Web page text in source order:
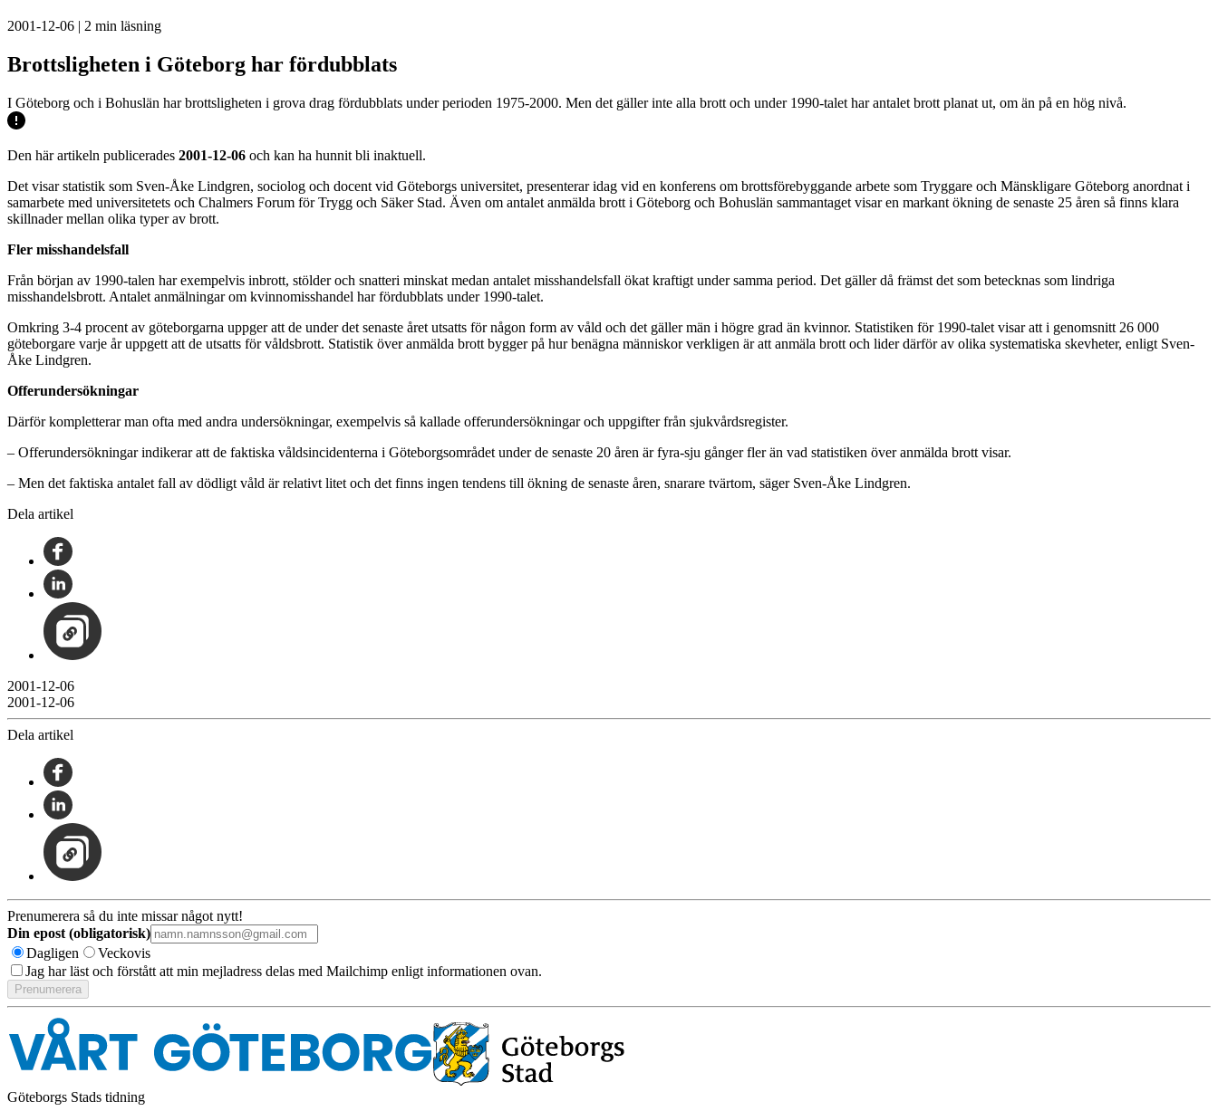
2001-12-06 | 2 min läsning
Brottsligheten i Göteborg har fördubblats
I Göteborg och i Bohuslän har brottsligheten i grova drag fördubblats under perioden 1975-2000. Men det gäller inte alla brott och under 1990-talet har antalet brott planat ut, om än på en hög nivå.
Den här artikeln publicerades 2001-12-06 och kan ha hunnit bli inaktuell.
Det visar statistik som Sven-Åke Lindgren, sociolog och docent vid Göteborgs universitet, presenterar idag vid en konferens om brottsförebyggande arbete som Tryggare och Mänskligare Göteborg anordnat i
samarbete med universitetets och Chalmers Forum för Trygg och Säker Stad. Även om antalet anmälda brott i Göteborg och Bohuslän sammantaget visar en markant ökning de senaste 25 åren så finns klara
skillnader mellan olika typer av brott.
Fler misshandelsfall
Från början av 1990-talen har exempelvis inbrott, stölder och snatteri minskat medan antalet misshandelsfall ökat kraftigt under samma period. Det gäller då främst det som betecknas som lindriga
misshandelsbrott. Antalet anmälningar om kvinnomisshandel har fördubblats under 1990-talet.
Omkring 3-4 procent av göteborgarna uppger att de under det senaste året utsatts för någon form av våld och det gäller män i högre grad än kvinnor. Statistiken för 1990-talet visar att i genomsnitt 26 000
göteborgare varje år uppgett att de utsatts för våldsbrott. Statistik över anmälda brott bygger på hur benägna människor verkligen är att anmäla brott och lider därför av olika systematiska skevheter, enligt Sven-
Åke Lindgren.
Offerundersökningar
Därför kompletterar man ofta med andra undersökningar, exempelvis så kallade offerundersökningar och uppgifter från sjukvårdsregister.
– Offerundersökningar indikerar att de faktiska våldsincidenterna i Göteborgsområdet under de senaste 20 åren är fyra-sju gånger fler än vad statistiken över anmälda brott visar.
– Men det faktiska antalet fall av dödligt våld är relativt litet och det finns ingen tendens till ökning de senaste åren, snarare tvärtom, säger Sven-Åke Lindgren.
Dela artikel
2001-12-06
2001-12-06
Dela artikel
Prenumerera så du inte missar något nytt!
Din epost (obligatorisk)
Dagligen
Veckovis
Jag har läst och förstått att min mejladress delas med Mailchimp enligt informationen ovan.
Göteborgs Stads tidning